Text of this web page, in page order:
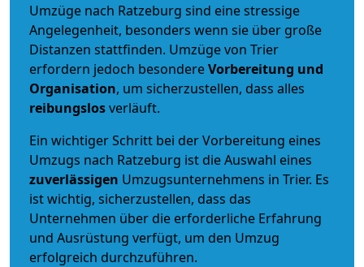
Umzüge nach Ratzeburg sind eine stressige
Angelegenheit, besonders wenn sie über große
Distanzen stattfinden. Umzüge von Trier
erfordern jedoch besondereVorbereitung und
Organisation, um sicherzustellen, dass alles
reibungslosverläuft.
Ein wichtiger Schritt bei der Vorbereitung eines
Umzugs nach Ratzeburg ist die Auswahl eines
zuverlässigen Umzugsunternehmens in Trier. Es
ist wichtig, sicherzustellen, dass das
Unternehmen über die erforderliche Erfahrung
und Ausrüstung verfügt, um den Umzug
erfolgreich durchzuführen.